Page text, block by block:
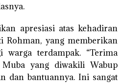
apresiasi atas kehadiran
Rohman, yang memberikan
warga terdampak. “Terima
yang diwakili Wabup
dan bantuannya. Ini sangat